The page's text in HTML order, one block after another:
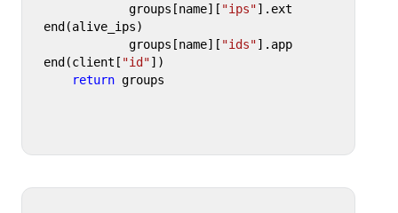
            groups[name][
"ips"].ext
end(alive_ips)
            groups[name][
"ids"].app
end(client[ "id"])
return groups